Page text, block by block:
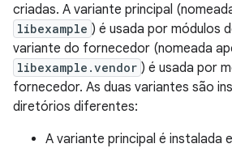
criadas. A variante principal
libexample ) é usada por módulos
variante do fornecedor (nomeada
libexample.vendor ) é usada por
fornecedor. As duas variantes são
diretórios diferentes:
A variante principal é instalada